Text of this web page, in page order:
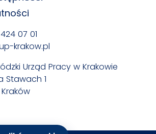
07 01
krakow.pl
Urząd Pracy w Krakowie
Stawach 1